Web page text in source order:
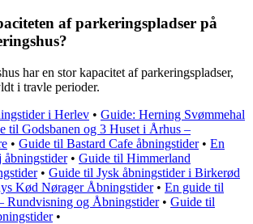
af parkeringspladser på
har en stor kapacitet af parkeringspladser,
i travle perioder.
i Herlev • Guide: Herning Svømmehal
til Godsbanen og 3 Huset i Århus –
• Guide til Bastard Cafe åbningstider• En
åbningstider• Guide til Himmerland
• Guide til Jysk åbningstider i Birkerød
Kød Nørager Åbningstider• En guide til
Rundvisning og Åbningstider• Guide til
•